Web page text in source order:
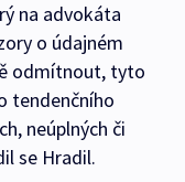
na advokáta
o údajném
odmítnout, tyto
tendenčního
neúplných či
se Hradil.